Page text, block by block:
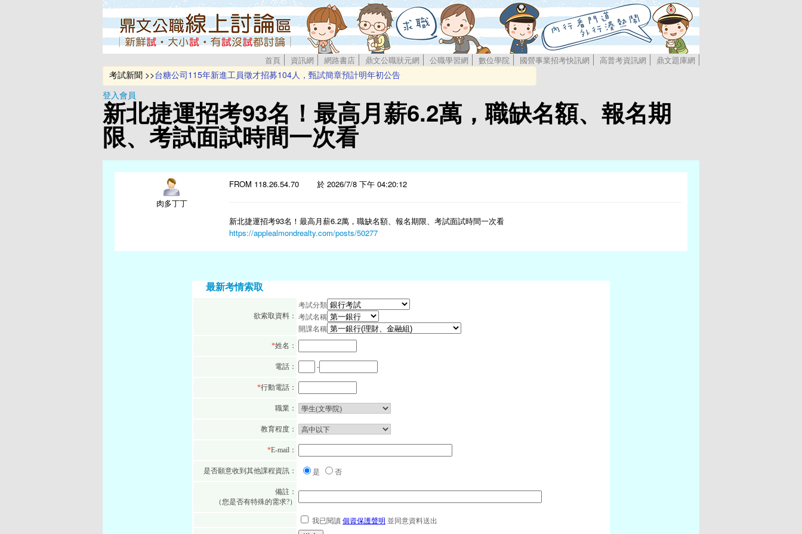
首頁 資訊網 網路書店 鼎文公職狀元網 公職學習網 數位學院 國營事業招考快訊網 高普考資訊網 鼎文題庫網
考試新聞 >>台糖公司115年新進工員徵才招募104人，甄試簡章預計明年初公告
台灣中油公司即將辦理114年新進僱用人員甄試
115年地方特考及離島特考將於12月5日起舉行
台電2026僱員甄試招募700名新血 簡章預定12/24公告
登入會員
新北捷運招考93名！最高月薪6.2萬，職缺名額、報名期
限、考試面試時間一次看
肉多丁丁
FROM 118.26.54.70 於 2026/7/8 下午 04:20:12
新北捷運招考93名！最高月薪6.2萬，職缺名額、報名期限、考試面試時間一次看
https://applealmondrealty.com/posts/50277